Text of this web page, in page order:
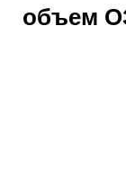
объем